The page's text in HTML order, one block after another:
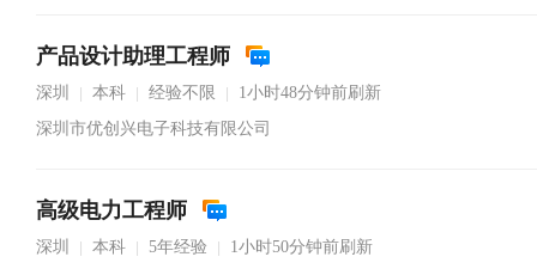
产品设计助理工程师
深圳 本科 经验不限
1小时48分钟前刷新
深圳市优创兴电子科技有限公司
高级电力工程师
深圳 本科 5年经验 1小时50分钟前刷新